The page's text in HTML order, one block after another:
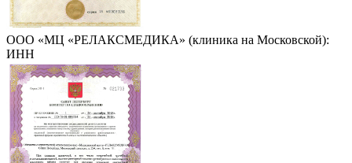
ООО «МЦ «РЕЛАКСМЕДИКА» (клиника на Московской):
ИНН